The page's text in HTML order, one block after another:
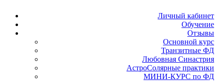
Личный кабинет
Обучение
Отзывы
Основной курс
Транзитные ФД
Любовная Синастрия
АстроСолярные практики
МИНИ-КУРС по ФД